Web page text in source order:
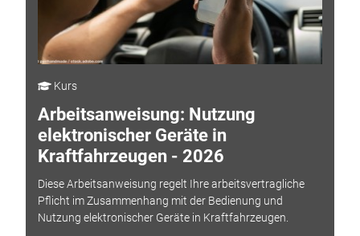
Kurs
Arbeitsanweisung: Nutzung
elektronischer Geräte in
Kraftfahrzeugen - 2026
Diese Arbeitsanweisung regelt Ihre arbeitsvertragliche
Pflicht im Zusammenhang mit der Bedienung und
Nutzung elektronischer Geräte in Kraftfahrzeugen.